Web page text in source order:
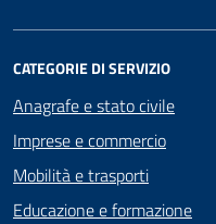
CATEGORIE DI SERVIZIO
Anagrafe e stato civile
Imprese e commercio
Mobilità e trasporti
Educazione e formazione